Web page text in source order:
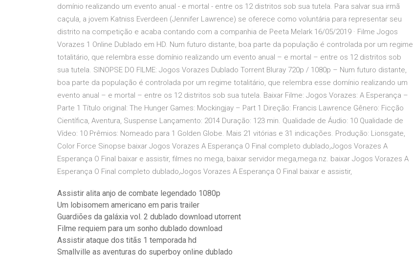
domínio realizando um evento anual - e mortal - entre os 12 distritos sob sua tutela. Para salvar sua irmã
caçula, a jovem Katniss Everdeen (Jennifer Lawrence) se oferece como voluntária para representar seu
distrito na competição e acaba contando com a companhia de Peeta Melark 16/05/2019 · Filme Jogos
Vorazes 1 Online Dublado em HD. Num futuro distante, boa parte da população é controlada por um regime
totalitário, que relembra esse domínio realizando um evento anual – e mortal – entre os 12 distritos sob
sua tutela. SINOPSE DO FILME: Jogos Vorazes Dublado Torrent Bluray 720p / 1080p – Num futuro distante,
boa parte da população é controlada por um regime totalitário, que relembra esse domínio realizando um
evento anual – e mortal – entre os 12 distritos sob sua tutela. Baixar Filme: Jogos Vorazes: A Esperança –
Parte 1 Título original: The Hunger Games: Mockingjay – Part 1 Direção: Francis Lawrence Gênero: Ficção
Científica, Aventura, Suspense Lançamento: 2014 Duração: 123 min. Qualidade de Áudio: 10 Qualidade de
Vídeo: 10 Prêmios: Nomeado para 1 Golden Globe. Mais 21 vitórias e 31 indicações. Produção: Lionsgate,
Color Force Sinopse baixar Jogos Vorazes A Esperança O Final completo dublado,Jogos Vorazes A
Esperança O Final baixar e assistir, filmes no mega, baixar servidor mega,mega.nz. baixar Jogos Vorazes A
Esperança O Final completo dublado,Jogos Vorazes A Esperança O Final baixar e assistir,
Assistir alita anjo de combate legendado 1080p
Um lobisomem americano em paris trailer
Guardiões da galáxia vol. 2 dublado download utorrent
Filme requiem para um sonho dublado download
Assistir ataque dos titãs 1 temporada hd
Smallville as aventuras do superboy online dublado